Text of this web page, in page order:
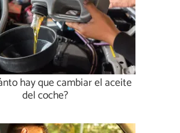
hay que cambiar el aceite
del coche?